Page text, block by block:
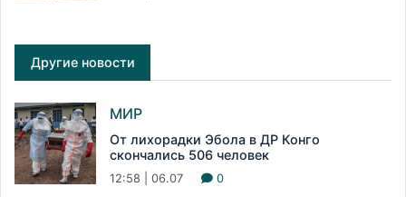
Другие новости
МИР
От лихорадки Эбола в ДР Конго
скончались 506 человек
12:58 | 06.07 0